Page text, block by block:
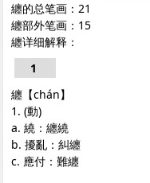
纏的总笔画：21
纏部外笔画：15
纏详细解释：
1
纏【chán】
1. (動)
a. 繞：纏繞
b. 擾亂：糾纏
c. 應付：難纏